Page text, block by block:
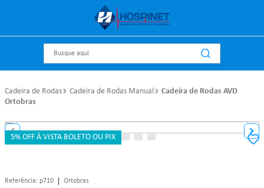
Cadeira de Rodas Cadeira de Rodas Manual
Cadeira de Rodas AVD
Ortobras
5% OFF À VISTA BOLETO OU PIX
Referência: p710 Ortobras